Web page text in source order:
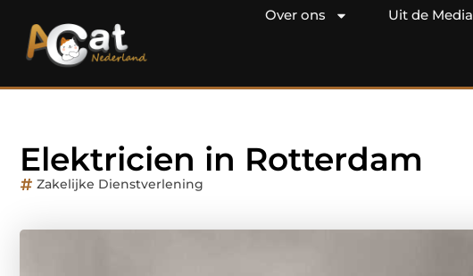
Over ons Uit de Media
Elektricien in Rotterdam
Zakelijke Dienstverlening